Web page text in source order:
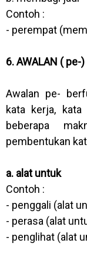
Contoh :
- perempat
6. AWALAN ( pe-)
Awalan pe-
kata kerja,
beberapa
pembentukan
a. alat untuk
Contoh :
- penggali (alat
- perasa (alat
- penglihat (alat